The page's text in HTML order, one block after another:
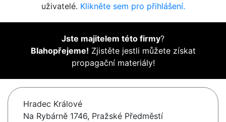
uživatelé. Klikněte sem pro přihlášení.
Jste majitelem této firmy?
Blahopřejeme! Zjistěte jestli můžete získat
propagační materiály!
Hradec Králové
Na Rybárně 1746, Pražské Předměstí